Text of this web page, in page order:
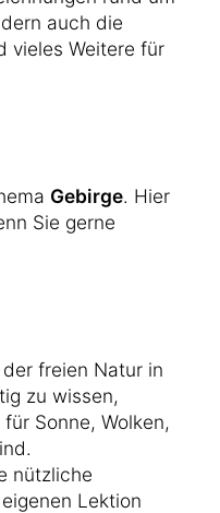
auch die
vieles Weitere für
Gebirge. Hier
Sie gerne
freien Natur in
zu wissen,
Sonne, Wolken,
nützliche
Lektion